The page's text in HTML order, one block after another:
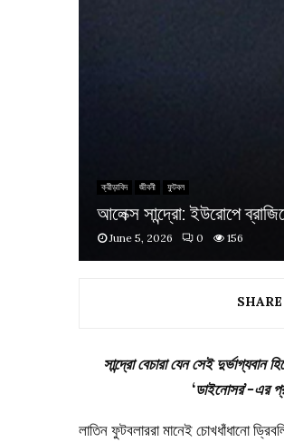
ক্রীড়াবিদ জীবনী ফুটবল
আলেক্স সান্দ্রো: ইউরোপে
June 5, 2026 0 156
SHARE
সান্দ্রো বেচারা যেন সেই
‘ডাইনোসর’-এর
লাতিন ফুটবলাররা মানেই চোখধাঁধানো